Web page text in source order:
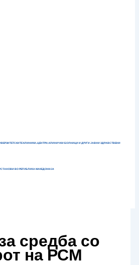
КЛИНИКИ, ЦЕНТРИ, КЛИНИЧКИ БОЛНИЦИ И ДРУГИ ЈАВНИ ЗДРАВСТВЕНИ
ВО РЕПУБЛИКА МАКЕДОНИЈА
средба со
на РСМ